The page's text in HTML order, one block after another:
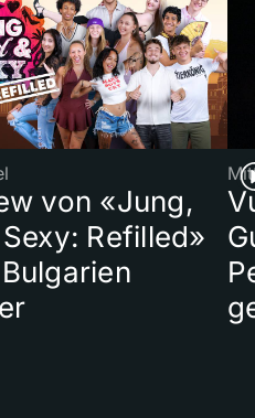
von «Jung,
Refilled»